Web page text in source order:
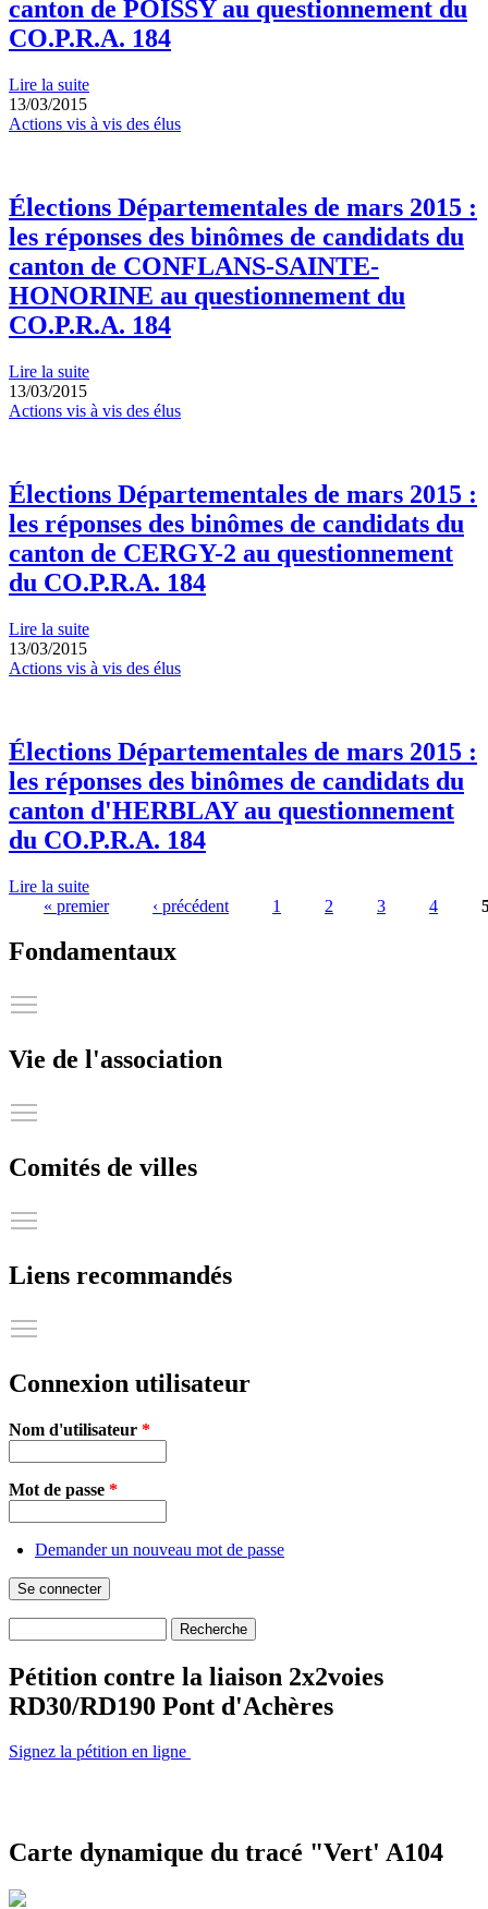
canton de POISSY au questionnement du
CO.P.R.A. 184
Lire la suite
13/03/2015
Actions vis à vis des élus
Élections Départementales de mars 2015 :
les réponses des binômes de candidats du
canton de CONFLANS-SAINTE-
HONORINE au questionnement du
CO.P.R.A. 184
Lire la suite
13/03/2015
Actions vis à vis des élus
Élections Départementales de mars 2015 :
les réponses des binômes de candidats du
canton de CERGY-2 au questionnement
du CO.P.R.A. 184
Lire la suite
13/03/2015
Actions vis à vis des élus
Élections Départementales de mars 2015 :
les réponses des binômes de candidats du
canton d'HERBLAY au questionnement
du CO.P.R.A. 184
Lire la suite
« premier ‹ précédent 1 2 3 4
Fondamentaux
Vie de l'association
Comités de villes
Liens recommandés
Connexion utilisateur
Nom d'utilisateur *
Mot de passe *
Demander un nouveau mot de passe
Pétition contre la liaison 2x2voies
RD30/RD190 Pont d'Achères
Signez la pétition en ligne
Carte dynamique du tracé "Vert' A104